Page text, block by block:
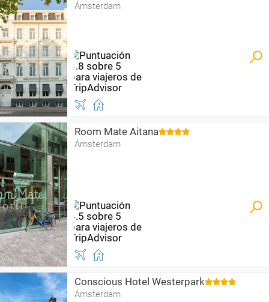
Ámsterdam
Room Mate Aitana
Ámsterdam
Conscious Hotel Westerpark
Ámsterdam